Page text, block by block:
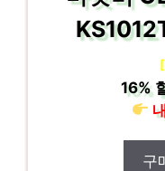
[
16%
구